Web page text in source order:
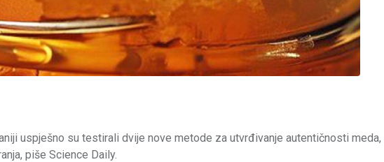
uspješno su testirali dvije nove metode za utvrđivanje autentičnosti meda,
piše Science Daily.